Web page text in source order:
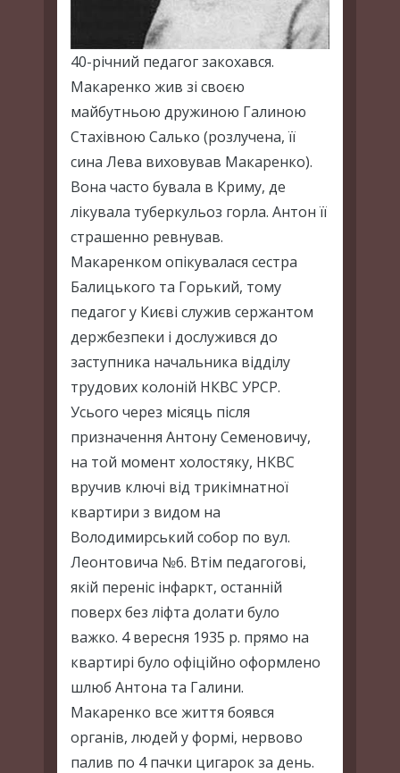
40-річний педагог закохався.
Макаренко жив зі своєю
майбутньою дружиною Галиною
Стахівною Салько (розлучена, її
сина Лева виховував Макаренко).
Вона часто бувала в Криму, де
лікувала туберкульоз горла. Антон її
страшенно ревнував.
Макаренком опікувалася сестра
Балицького та Горький, тому
педагог у Києві служив сержантом
держбезпеки і дослужився до
заступника начальника відділу
трудових колоній НКВС УРСР.
Усього через місяць після
призначення Антону Семеновичу,
на той момент холостяку, НКВС
вручив ключі від трикімнатної
квартири з видом на
Володимирський собор по вул.
Леонтовича №6. Втім педагогові,
якій переніс інфаркт, останній
поверх без ліфта долати було
важко. 4 вересня 1935 р. прямо на
квартирі було офіційно оформлено
шлюб Антона та Галини.
Макаренко все життя боявся
органів, людей у формі, нервово
палив по 4 пачки цигарок за день.